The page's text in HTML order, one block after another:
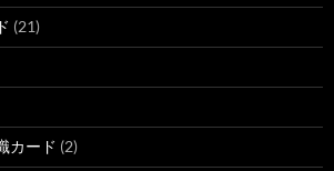
(21)
カード (2)